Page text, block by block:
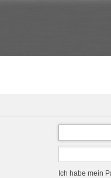
Ich habe mein